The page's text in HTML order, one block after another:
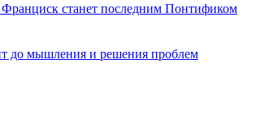
станет последним Понтификом
до мышления и решения проблем